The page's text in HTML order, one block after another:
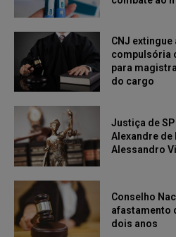
CNJ
compulsória
para
do cargo
Justiça de
Alexandre
Alessandro
Conselho
afastamento
dois anos